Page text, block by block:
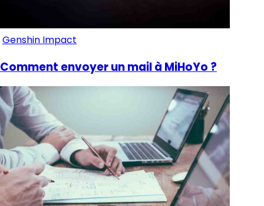
Genshin Impact
Comment envoyer un mail à MiHoYo ?